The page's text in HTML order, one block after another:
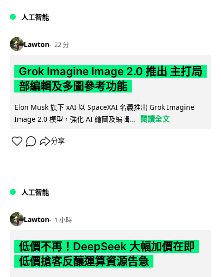
人工智能
Lawton 22 分
Grok Imagine Image 2.0 推出 主打局
部編輯及多圖參考功能
Elon Musk 旗下 xAI 以 SpaceXAI 名義推出 Grok Imagine
Image 2.0 模型，強化 AI 繪圖及編輯...
閱讀全文
分享
人工智能
Lawton 1 小時
低價不再！DeepSeek 大幅加價在即
低價搶客反釀運算資源告急